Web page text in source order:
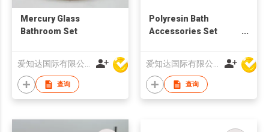
Mercury Glass
Bathroom Set
爱知达国际有限公司
查询
Polyresin Bath
Accessories Set
爱知达国际有限公司
查询